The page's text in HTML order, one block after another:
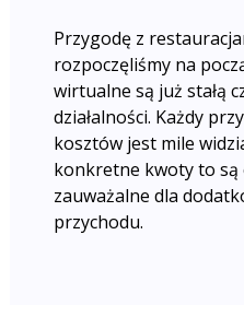
Przygodę z
rozpoczęliśmy na
wirtualne są już stałą
działalności. Każdy
kosztów jest mile
konkretne kwoty to są
zauważalne dla
przychodu.